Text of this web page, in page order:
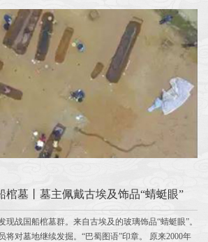
棺墓丨墓主佩戴古埃及饰品“蜻蜓眼”
现战国船棺墓群。来自古埃及的玻璃饰品“蜻蜓眼”。
将对墓地继续发掘。“巴蜀图语”印章。 原来2000年